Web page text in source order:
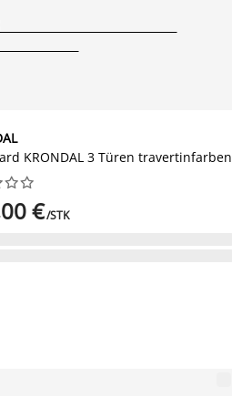
KRONDAL 3 Türen travertinfarben



€/STK